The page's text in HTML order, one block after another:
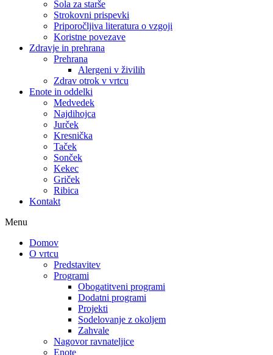
Šola za starše
Strokovni prispevki
Priporočljiva literatura o vzgoji
Koristne povezave
Zdravje in prehrana
Prehrana
Alergeni v živilih
Zdrav otrok v vrtcu
Enote in oddelki
Medvedek
Najdihojca
Jurček
Kresnička
Taček
Sonček
Kekec
Griček
Ribica
Kontakt
Menu
Domov
O vrtcu
Predstavitev
Programi
Obogatitveni programi
Dodatni programi
Projekti
Sodelovanje z okoljem
Zahvale
Nagovor ravnateljice
Enote